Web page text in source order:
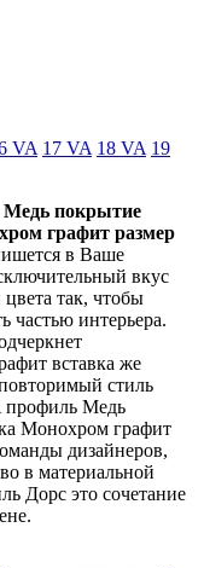
VA 17 VA 18 VA 19
Медь покрытие
графит размер
в Ваше
вкус
так, чтобы
частью интерьера.
вставка же
стиль
профиль Медь
Монохром графит
дизайнеров,
в материальной
Дорс это сочетание